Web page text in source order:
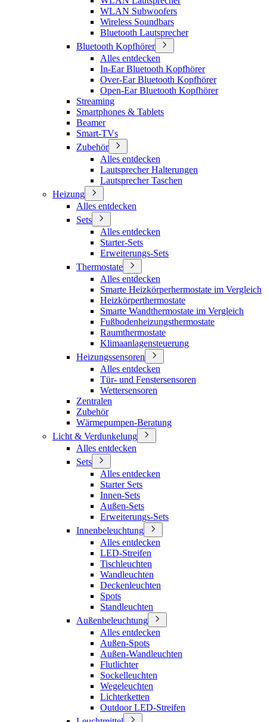
WLAN Subwoofers
Wireless Soundbars
Bluetooth Lautsprecher
Bluetooth Kopfhörer
Alles entdecken
In-Ear Bluetooth Kopfhörer
Over-Ear Bluetooth Kopfhörer
Open-Ear Bluetooth Kopfhörer
Streaming
Smartphones & Tablets
Beamer
Smart-TVs
Zubehör
Alles entdecken
Lautsprecher Halterungen
Lautsprecher Taschen
Heizung
Alles entdecken
Sets
Alles entdecken
Starter-Sets
Erweiterungs-Sets
Thermostate
Alles entdecken
Smarte Heizkörperhermostate im Vergleich
Heizkörperthermostate
Smarte Wandthermostate im Vergleich
Fußbodenheizungsthermostate
Raumthermostate
Klimaanlagensteuerung
Heizungssensoren
Alles entdecken
Tür- und Fenstersensoren
Wettersensoren
Zentralen
Zubehör
Wärmepumpen-Beratung
Licht & Verdunkelung
Alles entdecken
Sets
Alles entdecken
Starter Sets
Innen-Sets
Außen-Sets
Erweiterungs-Sets
Innenbeleuchtung
Alles entdecken
LED-Streifen
Tischleuchten
Wandleuchten
Deckenleuchten
Spots
Standleuchten
Außenbeleuchtung
Alles entdecken
Außen-Spots
Außen-Wandleuchten
Flutlichter
Sockelleuchten
Wegeleuchten
Lichterketten
Outdoor LED-Streifen